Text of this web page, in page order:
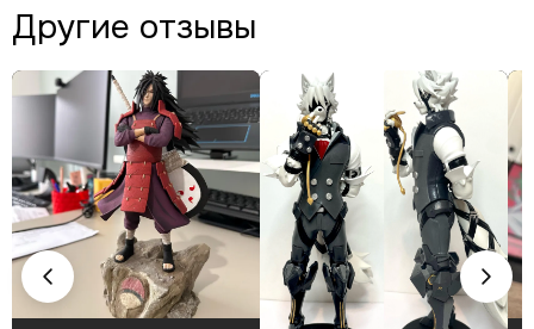
Другие отзывы